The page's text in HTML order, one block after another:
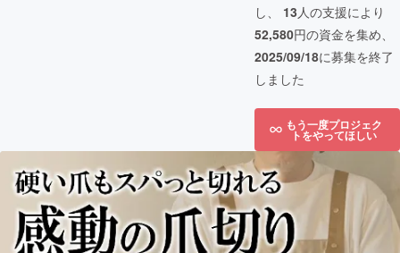
し、 13人の支援により
52,580円の資金を集め、
2025/09/18に募集を終了
しました
もう一度プロジェク
トをやってほしい